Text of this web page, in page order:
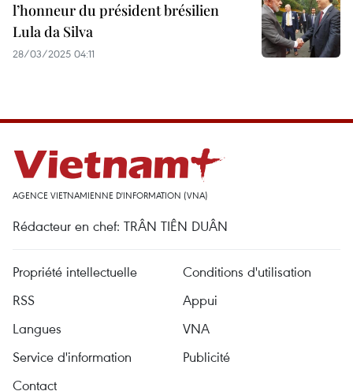
l’honneur du président brésilien
Lula da Silva
28/03/2025 04:11
AGENCE VIETNAMIENNE D'INFORMATION (VNA)
Rédacteur en chef: TRÂN TIÊN DUÂN
Propriété intellectuelle
Conditions d'utilisation
RSS
Appui
Langues
VNA
Service d'information
Publicité
Contact